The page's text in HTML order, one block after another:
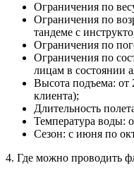
Ограничения по
Ограничения по
тандеме с
Ограничения по
Ограничения по
лицам в состоянии
Высота подъема: от
клиента);
Длительность
Температура воды:
Сезон: с июня по
4. Где можно проводить